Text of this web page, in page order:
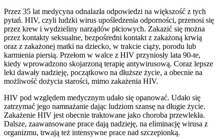
Przez 35 lat medycyna odnalazła odpowiedzi na większość z tych
pytań. HIV, czyli ludzki wirus upośledzenia odporności, przenosi się
przez krew i wydzieliny narządów płciowych. Zakazić się można
przez kontakty seksualne, bezpośredni kontakt z zakażoną krwią
oraz z zakażonej matki na dziecko, w trakcie ciąży, porodu lub
karmienia piersią. Przełom w walce z HIV przyniosły lata 90-te,
kiedy wprowadzono skojarzoną terapię antywirusową. Coraz lepsze
leki dawały nadzieję, początkowo na dłuższe życie, a obecnie na
możliwość dożycia starości, mimo zakażenia HIV.
HIV pod względem medycznym udało się opanować. Udało się
zatrzymać jego namnażanie dając ludziom szansę na długie życie.
Zakażenie HIV jest obecnie traktowane jako choroba przewlekła.
Dalsze, zaawansowane prace dają nadzieję, na eliminację wirusa z
organizmu, trwają też intensywne prace nad szczepionką.